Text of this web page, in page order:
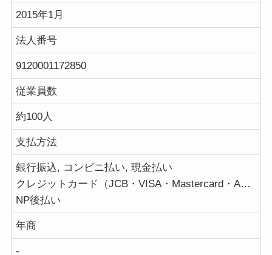
2015年1月
法人番号
9120001172850
従業員数
約100人
支払方法
銀行振込, コンビニ払い, 現金払い
クレジットカード（JCB・VISA・Mastercard・AMERICAN EXPRESS）
NP後払い
年商
-